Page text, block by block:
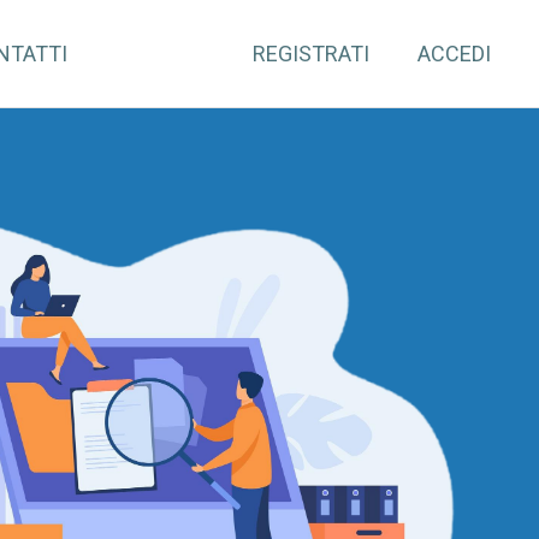
REGISTRATI ACCEDI